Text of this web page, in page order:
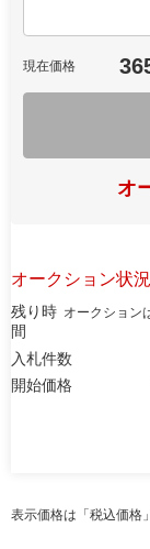
現在価格
オ
オークション状況
残り時
間
オークション
入札件数
開始価格
表示価格は「税込価格